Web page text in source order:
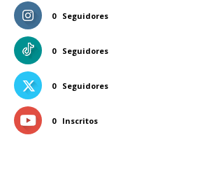
0 Seguidores
0 Seguidores
0 Seguidores
0 Inscritos